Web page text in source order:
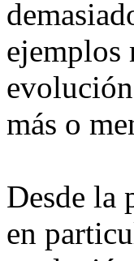
ejemplos
más o
Desde la
en